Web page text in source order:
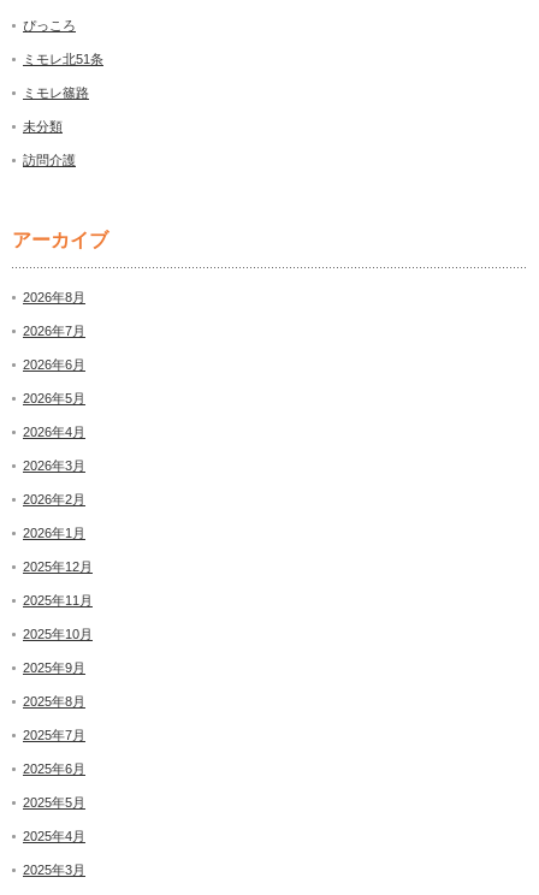
ぴっころ
ミモレ北51条
ミモレ篠路
未分類
訪問介護
アーカイブ
2026年8月
2026年7月
2026年6月
2026年5月
2026年4月
2026年3月
2026年2月
2026年1月
2025年12月
2025年11月
2025年10月
2025年9月
2025年8月
2025年7月
2025年6月
2025年5月
2025年4月
2025年3月